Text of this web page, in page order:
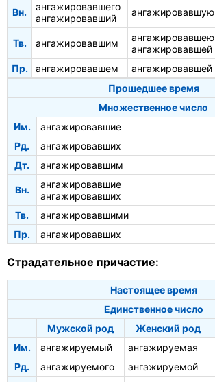
Вн.
ангажировавшего
ангажировавший
ангажировавшую
Тв. ангажировавшим
ангажировавшею
ангажировавшей
Пр. ангажировавшем ангажировавшей
Прошедшее время
Множественное число
Им.
ангажировавшие
Рд.
ангажировавших
Дт.
ангажировавшим
Вн.
ангажировавшие
ангажировавших
Тв.
ангажировавшими
Пр.
ангажировавших
Страдательное причастие:
Настоящее время
Единственное число
Мужской род
Женский род
Им.
ангажируемый ангажируемая
Рд.
ангажируемого ангажируемой